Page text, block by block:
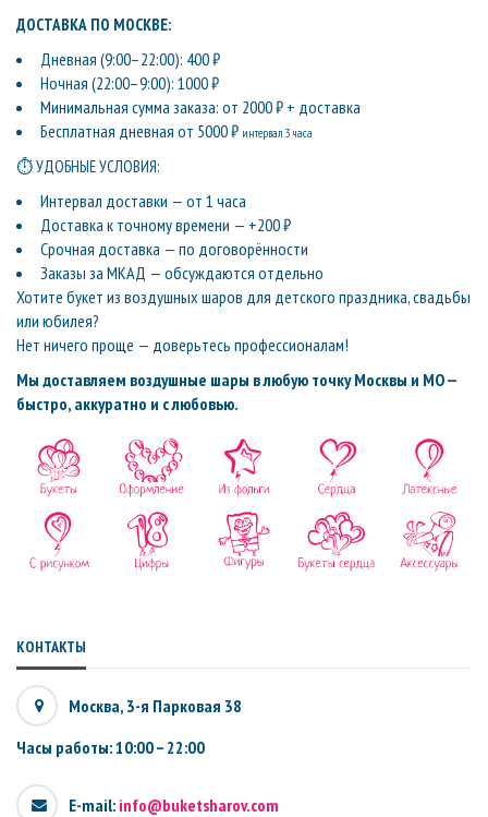
ДОСТАВКА ПО МОСКВЕ:
Дневная (9:00–22:00): 400 ₽
Ночная (22:00–9:00): 1000 ₽
Минимальная сумма заказа: от 2000 ₽ + доставка
Бесплатная дневная от 5000 ₽ интервал 3 часа
⏱ УДОБНЫЕ УСЛОВИЯ:
Интервал доставки — от 1 часа
Доставка к точному времени — +200 ₽
Срочная доставка — по договорённости
Заказы за МКАД — обсуждаются отдельно
Хотите букет из воздушных шаров для детского праздника, свадьбы
или юбилея?
Нет ничего проще — доверьтесь профессионалам!
Мы доставляем воздушные шары в любую точку Москвы и МО —
быстро, аккуратно и с любовью.
КОНТАКТЫ
Москва, 3-я Парковая 38
Часы работы: 10:00 – 22:00
E-mail: info@buketsharov.com